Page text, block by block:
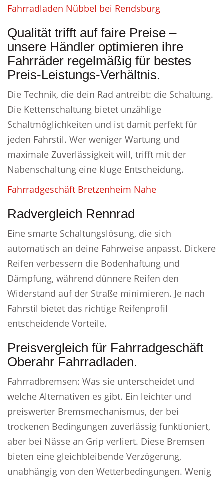
Fahrradladen Nübbel bei Rendsburg
Qualität trifft auf faire Preise –
unsere Händler optimieren ihre
Fahrräder regelmäßig für bestes
Preis-Leistungs-Verhältnis.
Die Technik, die dein Rad antreibt: die Schaltung.
Die Kettenschaltung bietet unzählige
Schaltmöglichkeiten und ist damit perfekt für
jeden Fahrstil. Wer weniger Wartung und
maximale Zuverlässigkeit will, trifft mit der
Nabenschaltung eine kluge Entscheidung.
Fahrradgeschäft Bretzenheim Nahe
Radvergleich Rennrad
Eine smarte Schaltungslösung, die sich
automatisch an deine Fahrweise anpasst. Dickere
Reifen verbessern die Bodenhaftung und
Dämpfung, während dünnere Reifen den
Widerstand auf der Straße minimieren. Je nach
Fahrstil bietet das richtige Reifenprofil
entscheidende Vorteile.
Preisvergleich für Fahrradgeschäft
Oberahr Fahrradladen.
Fahrradbremsen: Was sie unterscheidet und
welche Alternativen es gibt. Ein leichter und
preiswerter Bremsmechanismus, der bei
trockenen Bedingungen zuverlässig funktioniert,
aber bei Nässe an Grip verliert. Diese Bremsen
bieten eine gleichbleibende Verzögerung,
unabhängig von den Wetterbedingungen. Wenig